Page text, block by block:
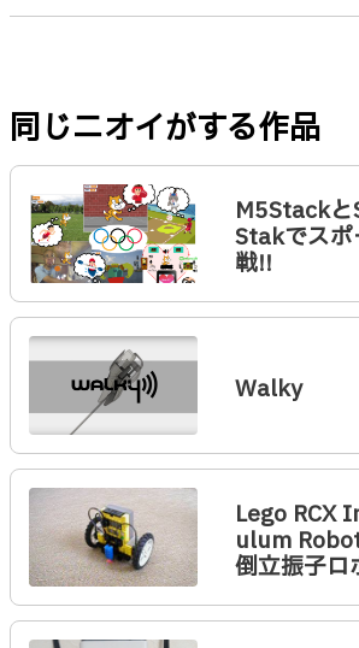
同じニオイがする作品
M5Stack
Stakでス
戦!!
Walky
Lego RCX
ulum
倒立振子ロ